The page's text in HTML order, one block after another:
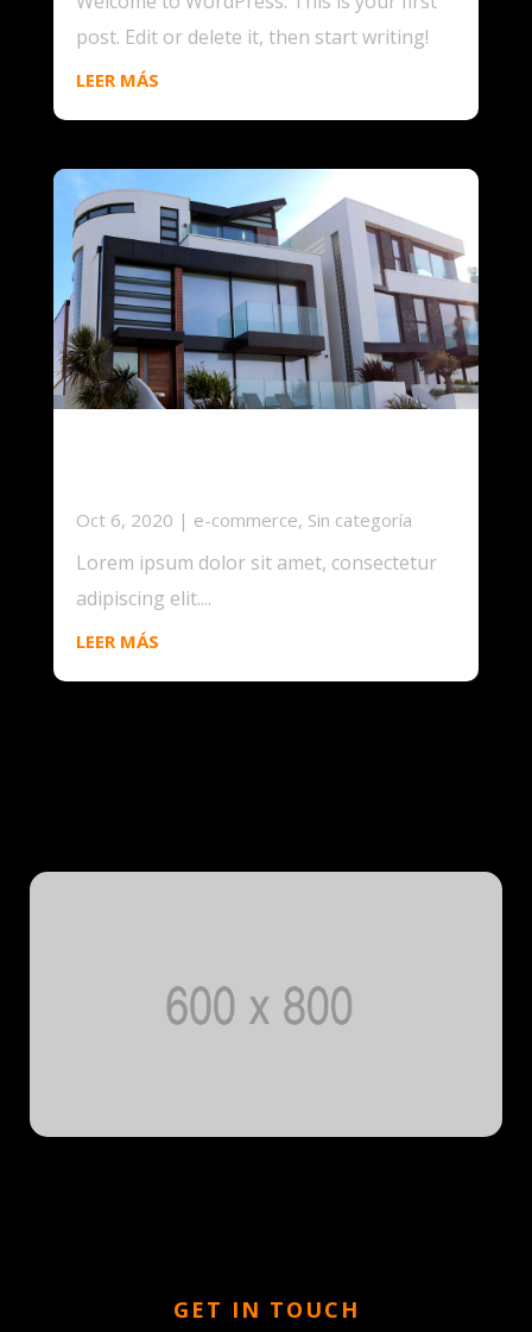
post. Edit or delete it, then start writing!
LEER MÁS
Oct 6, 2020 | e-commerce, Sin categoría
Lorem ipsum dolor sit amet, consectetur
adipiscing elit....
LEER MÁS
GET IN TOUCH